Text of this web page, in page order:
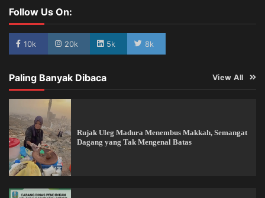
Follow Us On:
10k 20k 5k 8k
Paling Banyak Dibaca View All
Rujak Uleg Madura Menembus Makkah, Semangat
Dagang yang Tak Mengenal Batas